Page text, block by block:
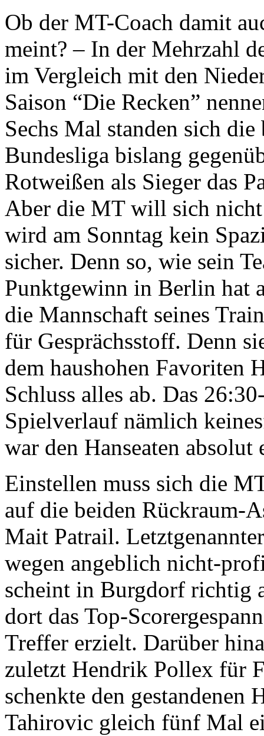
Ob der MT-Coach damit
meint? – In der Mehrzahl
im Vergleich mit den
Saison “Die Recken”
Sechs Mal standen sich
Bundesliga bislang
Rotweißen als Sieger das
Aber die MT will sich nicht
wird am Sonntag kein
sicher. Denn so, wie sein
Punktgewinn in Berlin hat
die Mannschaft seines
für Gesprächsstoff. Denn
dem haushohen Favoriten
Schluss alles ab. Das
Spielverlauf nämlich
war den Hanseaten absolut
Einstellen muss sich die
auf die beiden Rückraum-
Mait Patrail.
wegen angeblich nicht-
scheint in Burgdorf richtig
dort das Top-
Treffer erzielt. Darüber
zuletzt Hendrik Pollex für
schenkte den gestandenen
Tahirovic gleich fünf Mal